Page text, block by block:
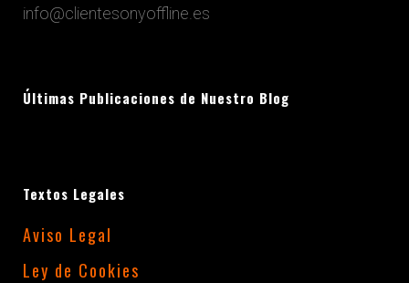
info@clientesonyoffline.es
Últimas Publicaciones de Nuestro Blog
Textos Legales
Aviso Legal
Ley de Cookies